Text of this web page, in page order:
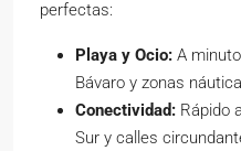
perfectas:
Playa y Ocio: A
Bávaro y zonas
Conectividad: Rápido
Sur y calles